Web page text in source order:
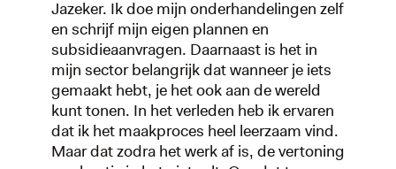
Jazeker. Ik doe mijn onderhandelingen zelf
en schrijf mijn eigen plannen en
subsidieaanvragen. Daarnaast is het in
mijn sector belangrijk dat wanneer je iets
gemaakt hebt, je het ook aan de wereld
kunt tonen. In het verleden heb ik ervaren
dat ik het maakproces heel leerzaam vind.
Maar dat zodra het werk af is, de vertoning